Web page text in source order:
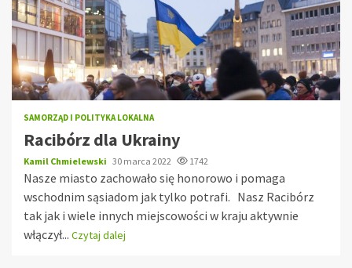
SAMORZĄD I POLITYKA LOKALNA
Racibórz dla Ukrainy
Kamil Chmielewski 30 marca 2022 1742
Nasze miasto zachowało się honorowo i pomaga
wschodnim sąsiadom jak tylko potrafi. Nasz Racibórz
tak jak i wiele innych miejscowości w kraju aktywnie
włączył... Czytaj dalej